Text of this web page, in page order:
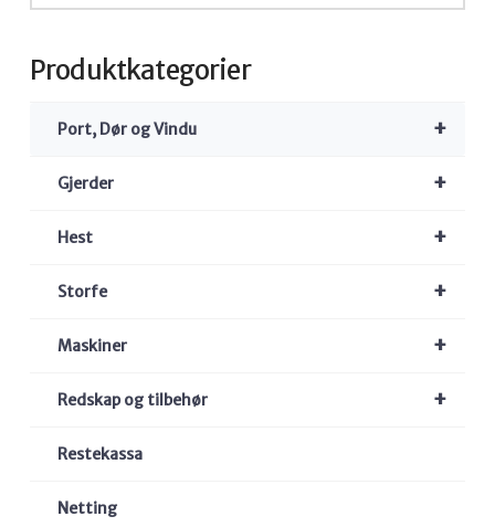
etter:
Produktkategorier
+
Port, Dør og Vindu
+
Gjerder
+
Hest
+
Storfe
+
Maskiner
+
Redskap og tilbehør
Restekassa
Netting